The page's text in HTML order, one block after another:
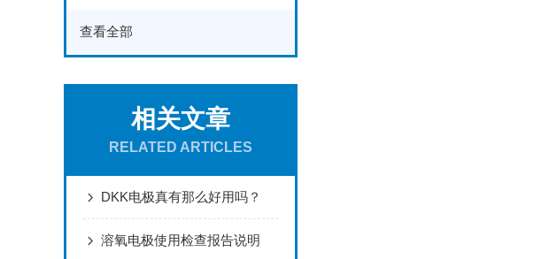
查看全部
相关文章
RELATED ARTICLES
DKK电极真有那么好用吗？
溶氧电极使用检查报告说明